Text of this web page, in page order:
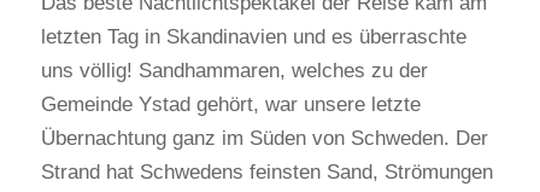
letzten Tag in Skandinavien und es überraschte
uns völlig! Sandhammaren, welches zu der
Gemeinde Ystad gehört, war unsere letzte
Übernachtung ganz im Süden von Schweden. Der
Strand hat Schwedens feinsten Sand, Strömungen